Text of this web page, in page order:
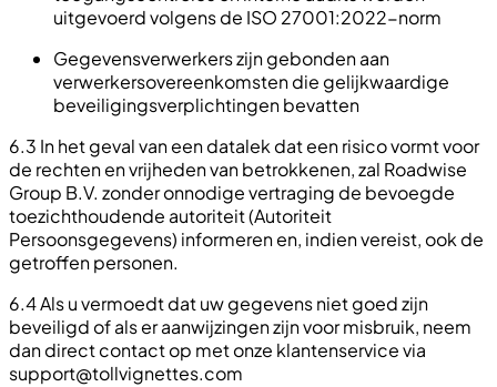
uitgevoerd volgens de ISO 27001:2022-norm
Gegevensverwerkers zijn gebonden aan
verwerkersovereenkomsten die gelijkwaardige
beveiligingsverplichtingen bevatten
6.3 In het geval van een datalek dat een risico vormt voor
de rechten en vrijheden van betrokkenen, zal Roadwise
Group B.V. zonder onnodige vertraging de bevoegde
toezichthoudende autoriteit (Autoriteit
Persoonsgegevens) informeren en, indien vereist, ook de
getroffen personen.
6.4 Als u vermoedt dat uw gegevens niet goed zijn
beveiligd of als er aanwijzingen zijn voor misbruik, neem
dan direct contact op met onze klantenservice via
support@tollvignettes.com